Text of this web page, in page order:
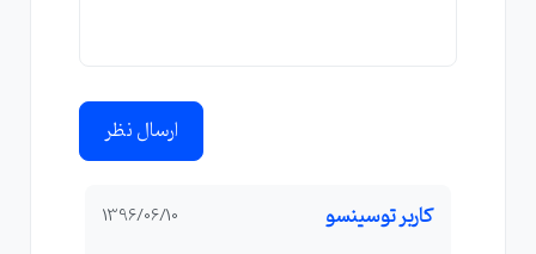
ارسال نظر
کاربر توسینسو 1396/06/10